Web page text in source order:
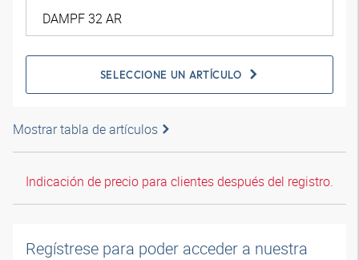
SELECCIONE UN ARTÍCULO
Mostrar tabla de artículos
Indicación de precio para clientes después del registro.
Regístrese para poder acceder a nuestra